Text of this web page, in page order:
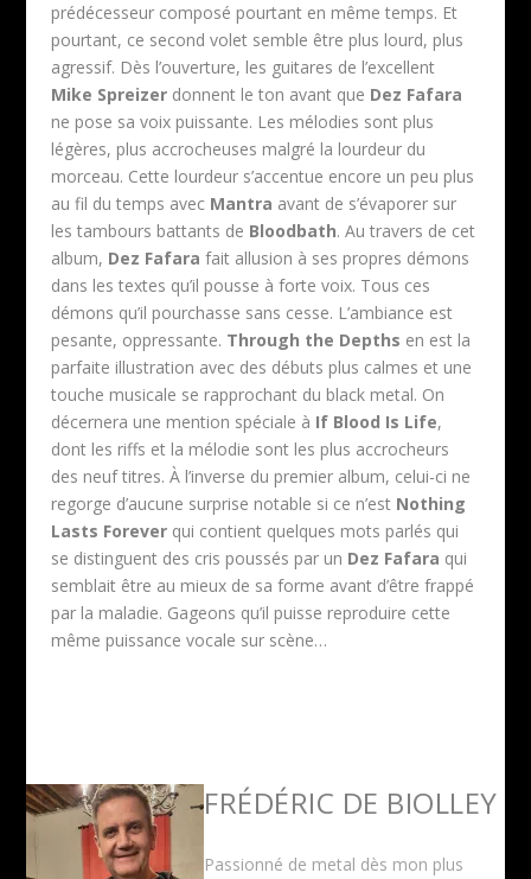
prédécesseur composé pourtant en même temps. Et
pourtant, ce second volet semble être plus lourd, plus
agressif. Dès l’ouverture, les guitares de l’excellent
Mike Spreizerdonnent le ton avant que Dez Fafara
ne pose sa voix puissante. Les mélodies sont plus
légères, plus accrocheuses malgré la lourdeur du
morceau. Cette lourdeur s’accentue encore un peu plus
au fil du temps avec Mantra avant de s’évaporer sur
les tambours battants de Bloodbath. Au travers de cet
album, Dez Fafara fait allusion à ses propres démons
dans les textes qu’il pousse à forte voix. Tous ces
démons qu’il pourchasse sans cesse. L’ambiance est
pesante, oppressante. Through the Depths en est la
parfaite illustration avec des débuts plus calmes et une
touche musicale se rapprochant du black metal. On
décernera une mention spéciale à If Blood Is Life,
dont les riffs et la mélodie sont les plus accrocheurs
des neuf titres. À l’inverse du premier album, celui-ci ne
regorge d’aucune surprise notable si ce n’est Nothing
Lasts Foreverqui contient quelques mots parlés qui
se distinguent des cris poussés par un Dez Fafara qui
semblait être au mieux de sa forme avant d’être frappé
par la maladie. Gageons qu’il puisse reproduire cette
même puissance vocale sur scène…
FRÉDÉRIC DE BIOLLEY
Passionné de metal dès mon plus